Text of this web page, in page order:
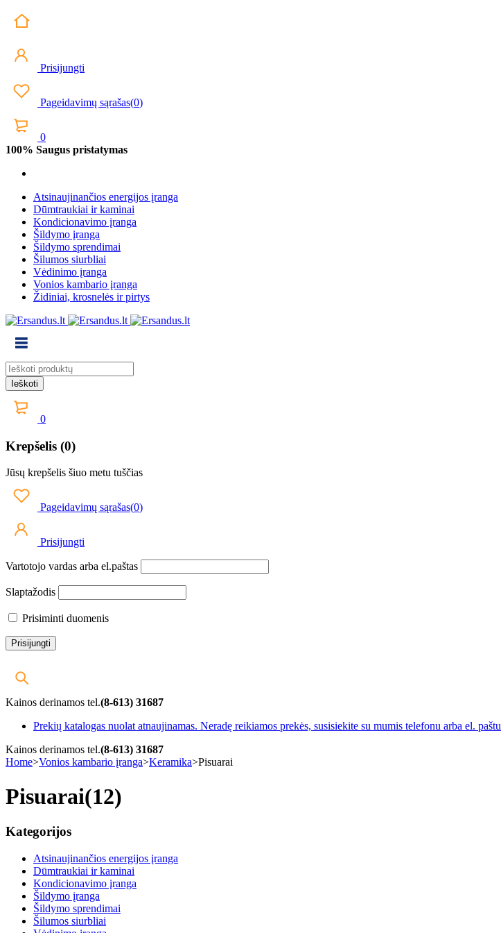
Prisijungti
Pageidavimų sąrašas(0)
0
100% Saugus pristatymas
Atsinaujinančios energijos įranga
Dūmtraukiai ir kaminai
Kondicionavimo įranga
Šildymo įranga
Šildymo sprendimai
Šilumos siurbliai
Vėdinimo įranga
Vonios kambario įranga
Židiniai, krosnelės ir pirtys
0
Krepšelis (0)
Jūsų krepšelis šiuo metu tuščias
Pageidavimų sąrašas(0)
Prisijungti
Vartotojo vardas arba el.paštas
Slaptažodis
Prisiminti duomenis
Kainos derinamos tel.(8-613) 31687
Prekių katalogas nuolat atnaujinamas. Neradę reikiamos prekės, susisiekite su mumis telefonu arba el. paštu
Kainos derinamos tel.(8-613) 31687
Home>Vonios kambario įranga>Keramika>Pisuarai
Pisuarai(12)
Kategorijos
Atsinaujinančios energijos įranga
Dūmtraukiai ir kaminai
Kondicionavimo įranga
Šildymo įranga
Šildymo sprendimai
Šilumos siurbliai